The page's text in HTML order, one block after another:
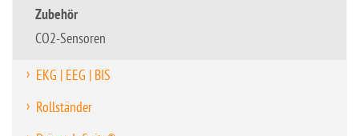
Zubehör
CO2-Sensoren
EKG | EEG | BIS
Rollständer